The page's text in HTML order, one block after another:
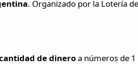
. Organizado por la Lotería
de dineroa números de